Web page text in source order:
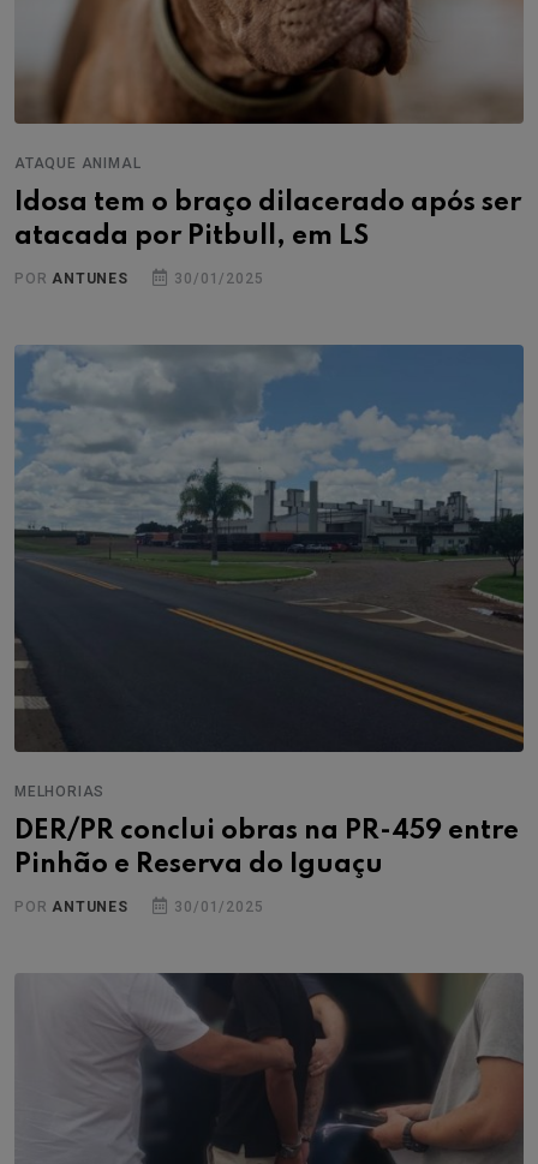
ATAQUE ANIMAL
Idosa tem o braço dilacerado após ser
atacada por Pitbull, em LS
PORANTUNES 30/01/2025
MELHORIAS
DER/PR conclui obras na PR-459 entre
Pinhão e Reserva do Iguaçu
PORANTUNES 30/01/2025